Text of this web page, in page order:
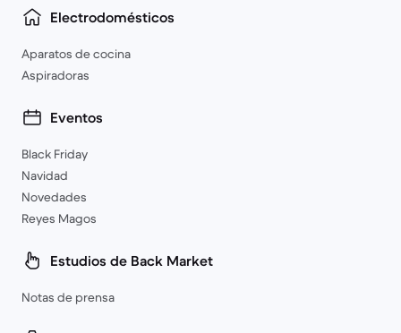
Electrodomésticos
Aparatos de cocina
Aspiradoras
Eventos
Black Friday
Navidad
Novedades
Reyes Magos
Estudios de Back Market
Notas de prensa